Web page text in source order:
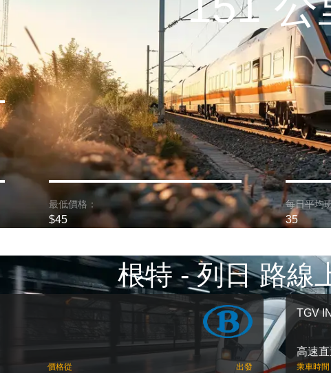
最低價格：
$45
每日平均
35
根特 - 列日 路線
價格從 出發
TGV
高速
乘車時間